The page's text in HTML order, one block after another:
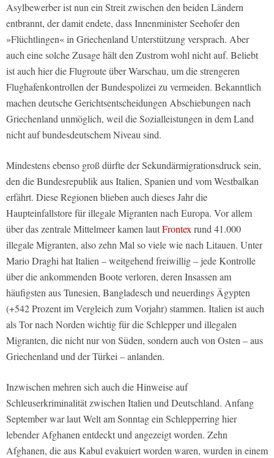
Asylbewerber ist nun ein Streit zwischen den beiden Ländern
entbrannt, der damit endete, dass Innenminister Seehofer den
»Flüchtlingen« in Griechenland Unterstützung versprach. Aber
auch eine solche Zusage hält den Zustrom wohl nicht auf. Beliebt
ist auch hier die Flugroute über Warschau, um die strengeren
Flughafenkontrollen der Bundespolizei zu vermeiden. Bekanntlich
machen deutsche Gerichtsentscheidungen Abschiebungen nach
Griechenland unmöglich, weil die Sozialleistungen in dem Land
nicht auf bundesdeutschem Niveau sind.
Mindestens ebenso groß dürfte der Sekundärmigrationsdruck sein,
den die Bundesrepublik aus Italien, Spanien und vom Westbalkan
erfährt. Diese Regionen blieben auch dieses Jahr die
Haupteinfallstore für illegale Migranten nach Europa. Vor allem
über das zentrale Mittelmeer kamen lautFrontexrund 41.000
illegale Migranten, also zehn Mal so viele wie nach Litauen. Unter
Mario Draghi hat Italien – weitgehend freiwillig – jede Kontrolle
über die ankommenden Boote verloren, deren Insassen am
häufigsten aus Tunesien, Bangladesch und neuerdings Ägypten
(+542 Prozent im Vergleich zum Vorjahr) stammen. Italien ist auch
als Tor nach Norden wichtig für die Schlepper und illegalen
Migranten, die nicht nur von Süden, sondern auch von Osten – aus
Griechenland und der Türkei – anlanden.
Inzwischen mehren sich auch die Hinweise auf
Schleuserkriminalität zwischen Italien und Deutschland. Anfang
September war laut Welt am Sonntag ein Schlepperring hier
lebender Afghanen entdeckt und angezeigt worden. Zehn
Afghanen, die aus Kabul evakuiert worden waren, wurden in einem